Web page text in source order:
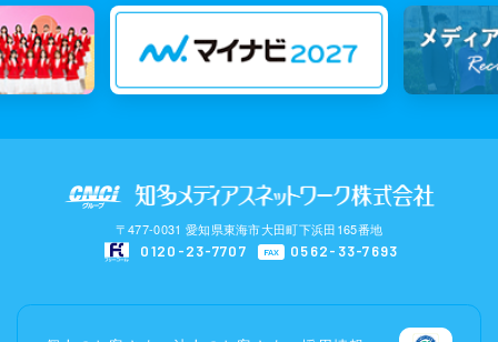
〒477-0031 愛知県東海市大田町下浜田165番地
0120-23-7707
FAX 0562-33-7693